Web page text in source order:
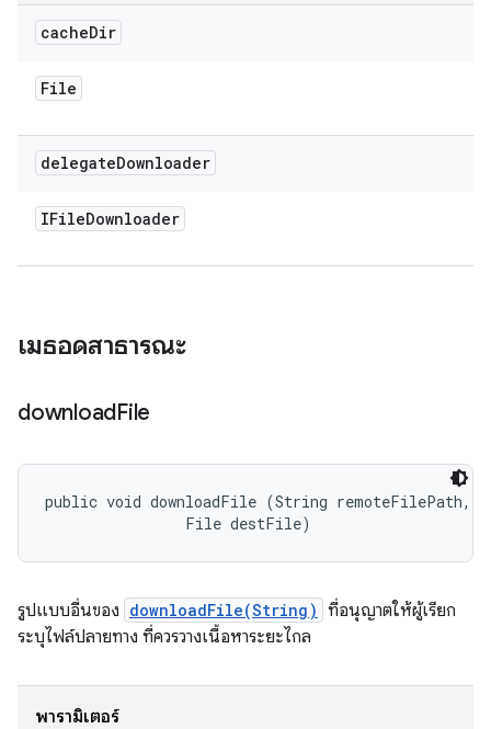
cacheDir
File
delegateDownloader
IFileDownloader
เมธอดสาธารณะ
downloadFile
public void downloadFile (String remoteFilePath,
                File destFile)
รูปแบบอื่นของ downloadFile(String) ที่อนุญาตให้ผู้เรียก
ระบุไฟล์ปลายทาง ที่ควรวางเนื้อหาระยะไกล
พารามิเตอร์